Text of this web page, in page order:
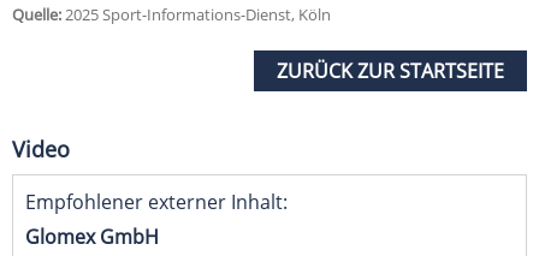
Quelle:2025 Sport-Informations-Dienst, Köln
ZURÜCK ZUR STARTSEITE
Video
Empfohlener externer Inhalt:
Glomex GmbH